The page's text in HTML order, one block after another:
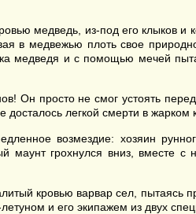
медведь, из-под его клыков
в медвежью плоть свое
медведя и с помощью мечей
Он просто не смог устоять
досталось легкой смерти в
возмездие: хозяин
маунт грохнулся вниз, вместе
кровью варвар сел, пытаясь
и его экипажем из двух